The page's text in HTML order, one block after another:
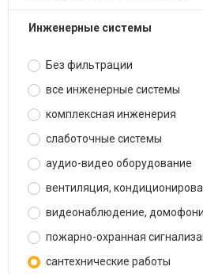
инженерные системы
Без фильтрации
все инженерные системы
комплексная инженерия
слаботочные системы
аудио-видео оборудование
вентиляция,
видеонаблюдение,
пожарно-охранная
сантехнические работы